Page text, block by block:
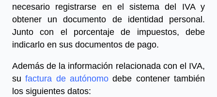
necesario registrarse en el sistema del IVA y
obtener un documento de identidad personal.
Junto con el porcentaje de impuestos, debe
indicarlo en sus documentos de pago.
Además de la información relacionada con el IVA,
sufactura de autónomo debe contener también
los siguientes datos: